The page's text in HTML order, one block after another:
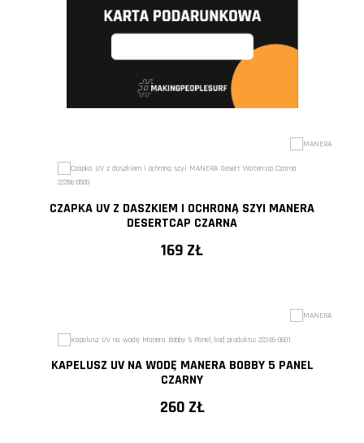
CZAPKA UV Z DASZKIEM I OCHRONĄ SZYI MANERA
DESERTCAP CZARNA
169 ZŁ
KAPELUSZ UV NA WODĘ MANERA BOBBY 5 PANEL
CZARNY
260 ZŁ